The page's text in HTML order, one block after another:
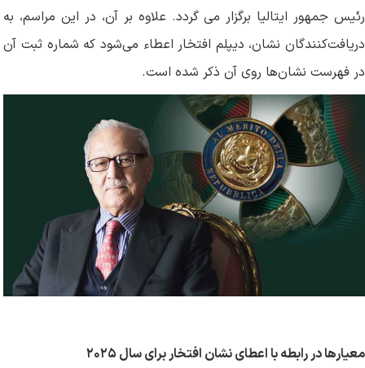
رئیس جمهور ایتالیا برگزار می گردد. علاوه بر آن، در این مراسم، به
دریافت‌کنندگان نشان، دیپلم افتخار اعطاء می‌شود که شماره ثبت آن
در فهرست نشان‌ها روی آن ذکر شده است.
معیارها در رابطه با اعطای نشان افتخار برای سال ۲۰۲۵